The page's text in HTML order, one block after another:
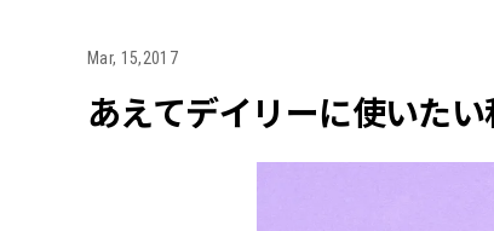
Mar, 15,2017
あえてデイリーに使いた